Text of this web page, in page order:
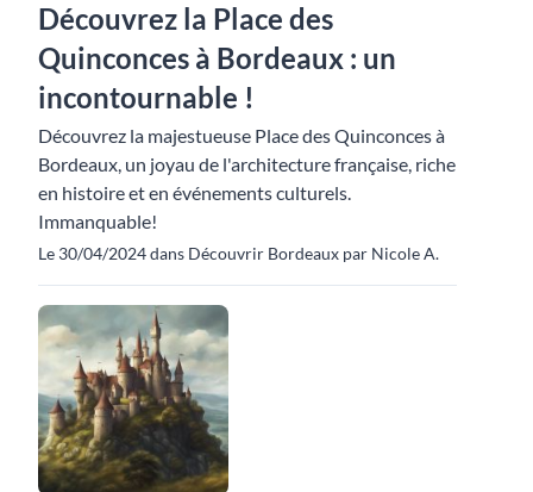
Découvrez la Place des
Quinconces à Bordeaux : un
incontournable !
Découvrez la majestueuse Place des Quinconces à
Bordeaux, un joyau de l'architecture française, riche
en histoire et en événements culturels.
Immanquable!
Le 30/04/2024 dans Découvrir Bordeaux par Nicole A.